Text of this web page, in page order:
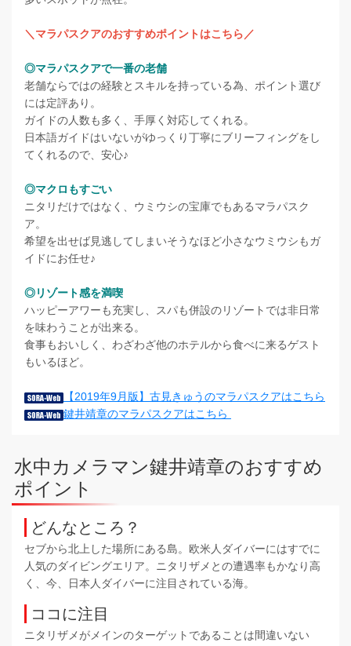
＼マラパスクアのおすすめポイントはこちら／
◎マラパスクアで一番の老舗
老舗ならではの経験とスキルを持っている為、ポイント選び
には定評あり。
ガイドの人数も多く、手厚く対応してくれる。
日本語ガイドはいないがゆっくり丁寧にブリーフィングをし
てくれるので、安心♪
◎マクロもすごい
ニタリだけではなく、ウミウシの宝庫でもあるマラパスク
ア。
希望を出せば見逃してしまいそうなほど小さなウミウシもガ
イドにお任せ♪
◎リゾート感を満喫
ハッピーアワーも充実し、スパも併設のリゾートでは非日常
を味わうことが出来る。
食事もおいしく、わざわざ他のホテルから食べに来るゲスト
もいるほど。
【2019年9月版】古見きゅうのマラパスクアはこちら
鍵井靖章のマラパスクアはこちら
水中カメラマン鍵井靖章のおすすめ
ポイント
どんなところ？
セブから北上した場所にある島。欧米人ダイバーにはすでに
人気のダイビングエリア。ニタリザメとの遭遇率もかなり高
く、今、日本人ダイバーに注目されている海。
ココに注目
ニタリザメがメインのターゲットであることは間違いない